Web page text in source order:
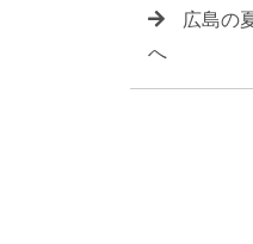
広島の
へ